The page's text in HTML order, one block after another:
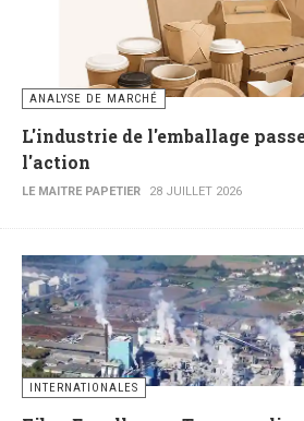
ANALYSE DE MARCHÉ
L'industrie de l'emballage
l'action
LE MAITRE PAPETIER 28 JUILLET 2026
INTERNATIONALES